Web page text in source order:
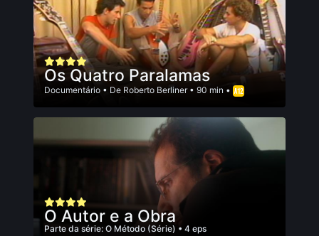
Os Quatro Paralamas
Documentário • De Roberto Berliner• 90 min •
O Autor e a Obra
Parte da série: O Método (Série) • 4 eps